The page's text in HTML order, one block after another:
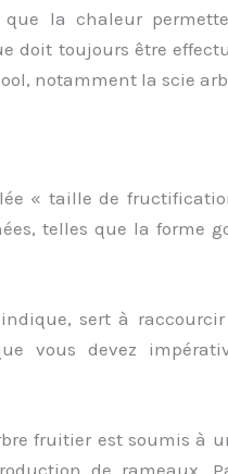
la chaleur
doit toujours être
notamment la scie
« taille de
telles que la forme
sert à
vous devez
fruitier est soumis à
de rameaux.